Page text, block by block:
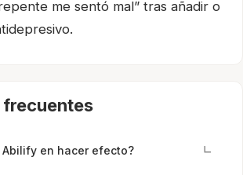
me sentó mal” tras añadir o
frecuentes
Abilify en hacer efecto?